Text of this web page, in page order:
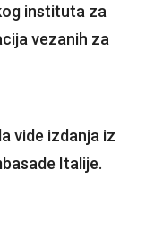
instituta za
vezanih za
vide izdanja iz
Italije.